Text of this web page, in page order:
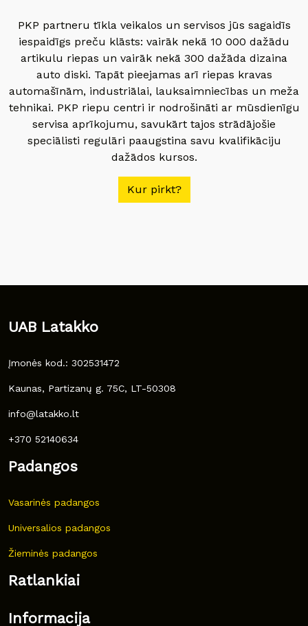
PKP partneru tīkla veikalos un servisos jūs sagaidīs
iespaidīgs preču klāsts: vairāk nekā 10 000 dažādu
artikulu riepas un vairāk nekā 300 dažāda dizaina
auto diski. Tapāt pieejamas arī riepas kravas
automašīnām, industriālai, lauksaimniecības un meža
tehnikai. PKP riepu centri ir nodrošināti ar mūsdienīgu
servisa aprīkojumu, savukārt tajos strādājošie
speciālisti regulāri paaugstina savu kvalifikāciju
dažādos kursos.
Kur pirkt?
UAB Latakko
Įmonės kod.: 302531472
Kaunas, Partizanų g. 75C, LT-50308
info@latakko.lt
+370 52140634
Padangos
Vasarinės padangos
Universalios padangos
Žieminės padangos
Ratlankiai
Informacija